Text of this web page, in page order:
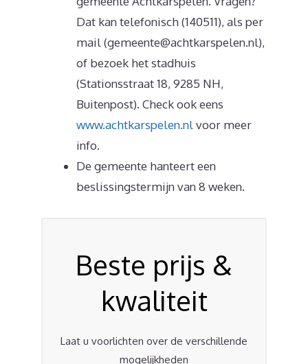
Dat kan telefonisch (140511), als per
mail (gemeente@achtkarspelen.nl),
of bezoek het stadhuis
(Stationsstraat 18, 9285 NH,
Buitenpost). Check ook eens
www.achtkarspelen.nlvoor meer
info.
De gemeente hanteert een
beslissingstermijn van 8 weken.
Beste prijs &
kwaliteit
Laat u voorlichten over de verschillende
mogelijkheden